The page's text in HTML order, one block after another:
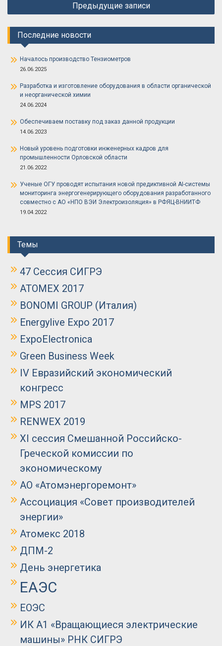
по
записям
Предыдущие записи
Последние новости
Началось производство Тензиометров
26.06.2025
Разработка и изготовление оборудования в области органической
и неорганической химии
24.06.2024
Обеспечиваем поставку под заказ данной продукции
14.06.2023
Новый уровень подготовки инженерных кадров для
промышленности Орловской области
21.06.2022
Ученые ОГУ проводят испытания новой предиктивной AI-системы
мониторинга энергогенерирующего оборудования разработанного
совместно с АО «НПО ВЭИ Электроизоляция» в РФЯЦ-ВНИИТФ
19.04.2022
Темы
47 Сессия СИГРЭ
ATOMEX 2017
BONOMI GROUP (Италия)
Energylive Expo 2017
ExpoElectronica
Green Business Week
IV Евразийский экономический
конгресс
MPS 2017
RENWEX 2019
XI сессия Смешанной Российско-
Греческой комиссии по
экономическому
АО «Атомэнергоремонт»
Ассоциация «Совет производителей
энергии»
Атомекс 2018
ДПМ-2
День энергетика
ЕАЭС
ЕОЭС
ИК А1 «Вращающиеся электрические
машины» РНК СИГРЭ